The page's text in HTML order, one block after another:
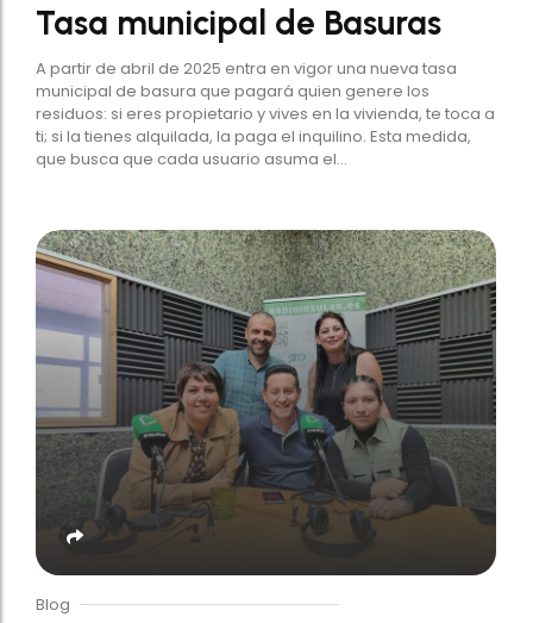
Tasa municipal de Basuras
A partir de abril de 2025 entra en vigor una nueva tasa
municipal de basura que pagará quien genere los
residuos: si eres propietario y vives en la vivienda, te toca a
ti; si la tienes alquilada, la paga el inquilino. Esta medida,
que busca que cada usuario asuma el...
Blog